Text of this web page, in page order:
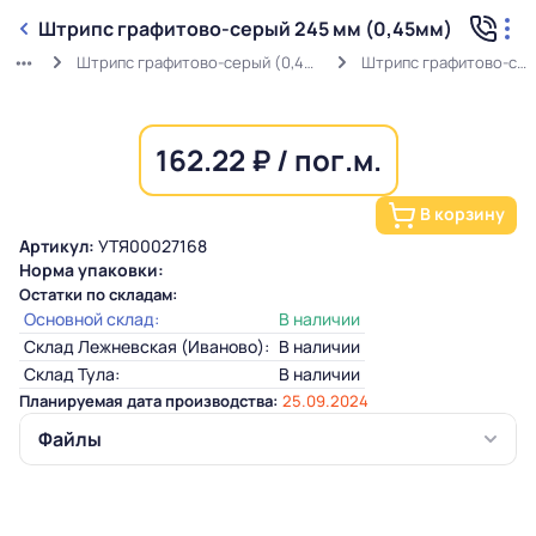
Штрипс графитово-серый 245 мм (0,45мм)
Штрипс графитово-серый (0,45мм) RAL 7024 в защитной пленке Штрипс графитово-серый 245 мм (0,45мм)
162.22 ₽ / пог.м.
В корзину
Артикул: УТЯ00027168
Норма упаковки:
Остатки по складам:
Основной склад:
В наличии
Склад Лежневская (Иваново): В наличии
Склад Тула:
В наличии
Планируемая дата производства: 25.09.2024
Файлы